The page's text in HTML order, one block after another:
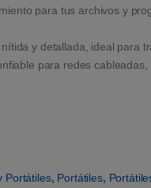
para tus archivos y
y detallada, ideal para
para redes
Portátiles, Portátiles,